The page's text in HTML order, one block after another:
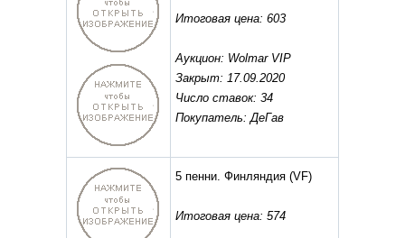
Итоговая цена: 603
Аукцион: Wolmar VIP
Закрыт: 17.09.2020
Число ставок: 34
Покупатель: ДеГав
5 пенни. Финляндия (VF)
Итоговая цена: 574